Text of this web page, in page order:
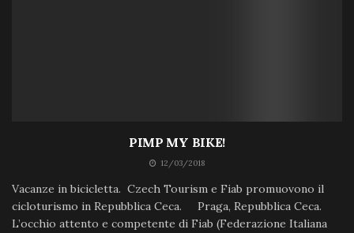
PIMP MY BIKE!
12/03/2018
Vacanze in bicicletta. Czech Tourism e Fiab promuovono il
cicloturismo in Repubblica Ceca. Praga, Repubblica Ceca.
L’occhio attento e competente di Fiab (Federazione Italiana